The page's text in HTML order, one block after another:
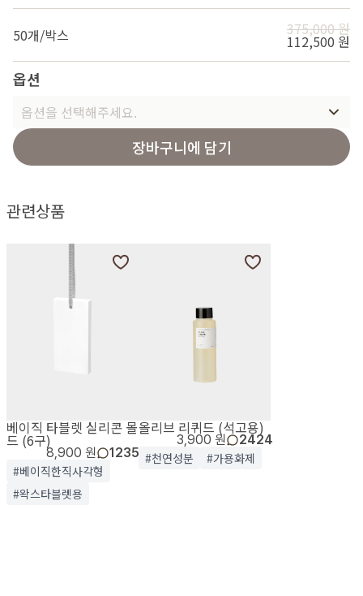
50개/박스 375,000 원
112,500 원
옵션
옵션을 선택해주세요.
장바구니에 담기
관련상품
베이직 타블렛 실리콘 몰
드 (6구)
8,900 원 1235
#베이직한직사각형
#왁스타블렛용
올리브 리퀴드 (석고용)
3,900 원 2424
#천연성분 #가용화제